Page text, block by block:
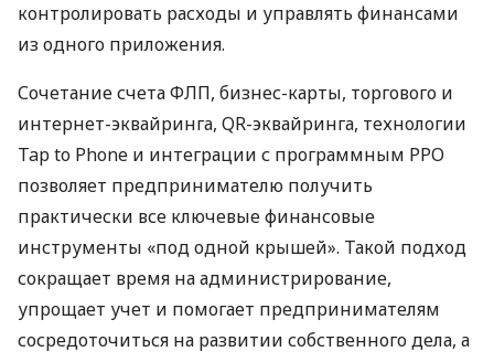
контролировать расходы и управлять финансами
из одного приложения.
Сочетание счета ФЛП, бизнес-карты, торгового и
интернет-эквайринга, QR-эквайринга, технологии
Tap to Phone и интеграции с программным РРО
позволяет предпринимателю получить
практически все ключевые финансовые
инструменты «под одной крышей». Такой подход
сокращает время на администрирование,
упрощает учет и помогает предпринимателям
сосредоточиться на развитии собственного дела, а